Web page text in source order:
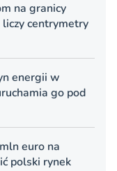
na granicy
liczy centrymetry
energii w
go pod
euro na
polski rynek